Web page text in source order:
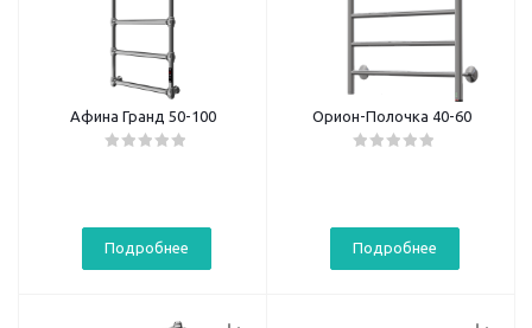
Афина Гранд 50-100
Подробнее
Орион-Полочка 40-60
Подробнее